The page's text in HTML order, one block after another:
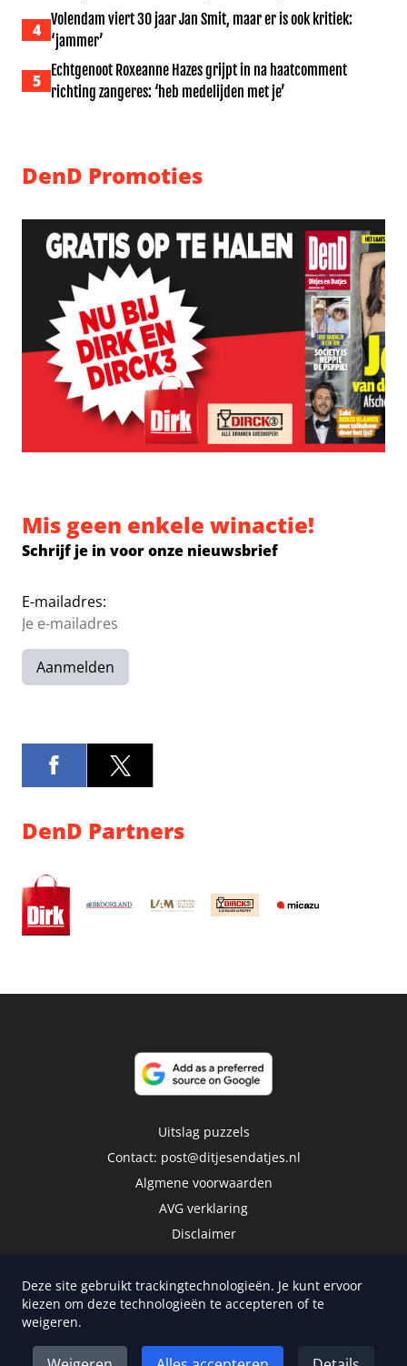
4
Volendam viert 30 jaar Jan Smit, maar er is ook kritiek:
‘jammer’
5
Echtgenoot Roxeanne Hazes grijpt in na haatcomment
richting zangeres: ‘heb medelijden met je’
DenD Promoties
Mis geen enkele winactie!
Schrijf je in voor onze nieuwsbrief
E-mailadres:
Aanmelden
DenD Partners
Uitslag puzzels
Contact: post@ditjesendatjes.nl
Algmene voorwaarden
AVG verklaring
Disclaimer
Deze site gebruikt trackingtechnologieën. Je kunt ervoor
kiezen om deze technologieën te accepteren of te
weigeren.